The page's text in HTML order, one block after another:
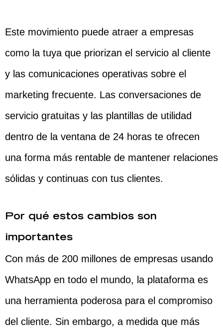
Este movimiento puede atraer a empresas
como la tuya que priorizan el servicio al cliente
y las comunicaciones operativas sobre el
marketing frecuente. Las conversaciones de
servicio gratuitas y las plantillas de utilidad
dentro de la ventana de 24 horas te ofrecen
una forma más rentable de mantener relaciones
sólidas y continuas con tus clientes.
Por qué estos cambios son
importantes
Con más de 200 millones de empresas usando
WhatsApp en todo el mundo, la plataforma es
una herramienta poderosa para el compromiso
del cliente. Sin embargo, a medida que más